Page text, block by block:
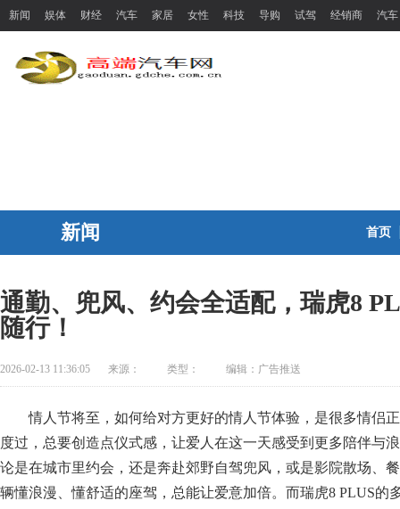
新闻 娱体 财经 汽车 家居 女性 科技 导购 试驾 经销商 汽车
新闻 首页
通勤、兜风、约会全适配，瑞虎8
随行！
2026-02-13 11:36:05 来源： 类型： 编辑：广告推送
情人节将至，如何给对方更好的情人节体验，是很多情侣
度过，总要创造点仪式感，让爱人在这一天感受到更多陪伴与
论是在城市里约会，还是奔赴郊野自驾兜风，或是影院散场、
辆懂浪漫、懂舒适的座驾，总能让爱意加倍。而瑞虎8 PLUS的